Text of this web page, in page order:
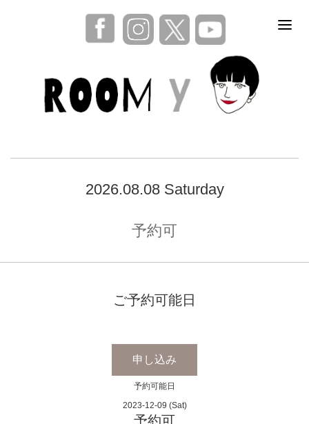
2026.08.08 Saturday
予約可
ご予約可能日
申し込み
予約可能日
2023-12-09 (Sat)
予約可